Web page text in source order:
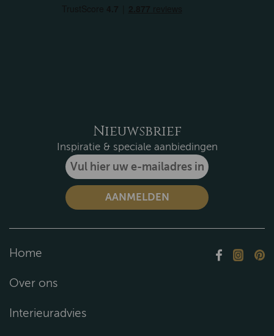
Nieuwsbrief
Inspiratie & speciale aanbiedingen
Home
Over ons
Interieuradvies